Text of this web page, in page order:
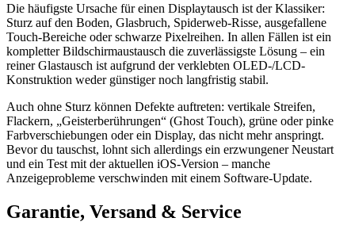
Die häufigste Ursache für einen Displaytausch ist der Klassiker:
Sturz auf den Boden, Glasbruch, Spiderweb-Risse, ausgefallene
Touch-Bereiche oder schwarze Pixelreihen. In allen Fällen ist ein
kompletter Bildschirmaustausch die zuverlässigste Lösung – ein
reiner Glastausch ist aufgrund der verklebten OLED-/LCD-
Konstruktion weder günstiger noch langfristig stabil.
Auch ohne Sturz können Defekte auftreten: vertikale Streifen,
Flackern, „Geisterberührungen“ (Ghost Touch), grüne oder pinke
Farbverschiebungen oder ein Display, das nicht mehr anspringt.
Bevor du tauschst, lohnt sich allerdings ein erzwungener Neustart
und ein Test mit der aktuellen iOS-Version – manche
Anzeigeprobleme verschwinden mit einem Software-Update.
Garantie, Versand & Service